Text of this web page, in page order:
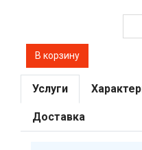
Услуги
Доставка